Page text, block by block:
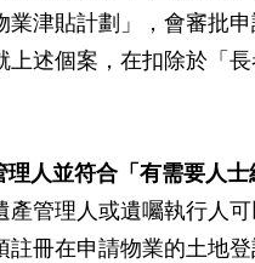
津貼計劃」，會審批
述個案，在扣除於「
人並符合「有需要人
管理人或遺囑執行人
冊在申請物業的土地